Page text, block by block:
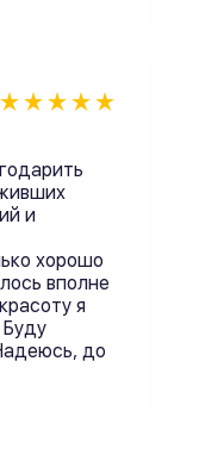
и
хорошо
вполне
я
Буду
до